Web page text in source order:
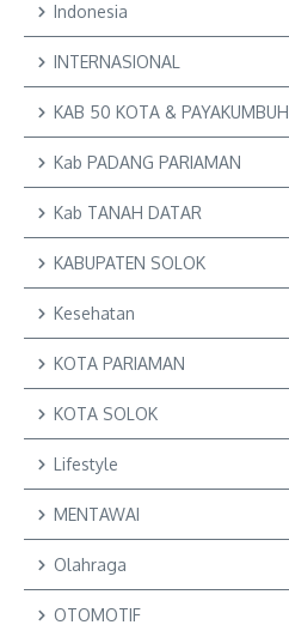
Indonesia
INTERNASIONAL
KAB 50 KOTA & PAYAKUMBUH
Kab PADANG PARIAMAN
Kab TANAH DATAR
KABUPATEN SOLOK
Kesehatan
KOTA PARIAMAN
KOTA SOLOK
Lifestyle
MENTAWAI
Olahraga
OTOMOTIF